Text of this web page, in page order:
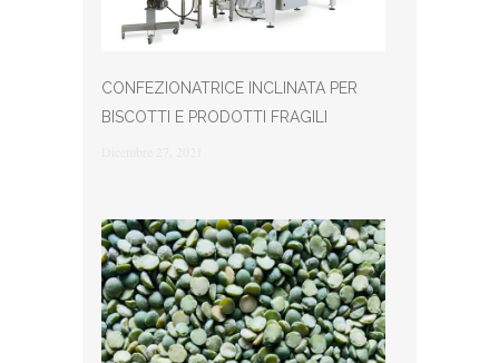
CONFEZIONATRICE INCLINATA PER
BISCOTTI E PRODOTTI FRAGILI